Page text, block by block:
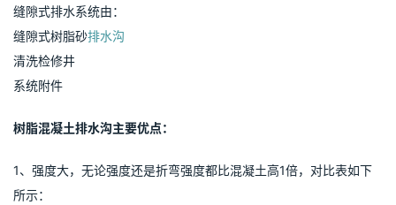
缝隙式排水系统由：
缝隙式树脂砂排水沟
清洗检修井
系统附件
树脂混凝土排水沟主要优点：
1、强度大，无论强度还是折弯强度都比混凝土高1倍，对比表如下
所示：